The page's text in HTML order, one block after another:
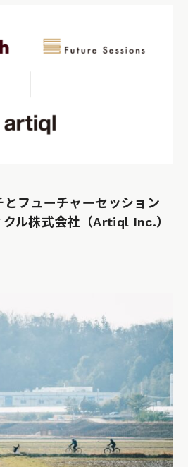
とフューチャーセッション
ル株式会社（Artiql Inc.）